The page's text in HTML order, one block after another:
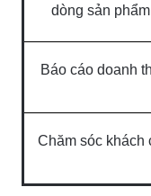
dòng sản phẩm
Báo cáo doanh
Chăm sóc khách